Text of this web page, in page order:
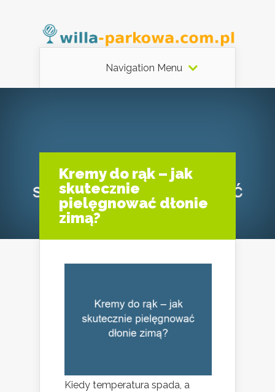
Navigation Menu
Kremy do rąk – jak
skutecznie
pielęgnować dłonie
zimą?
Kiedy temperatura spada, a